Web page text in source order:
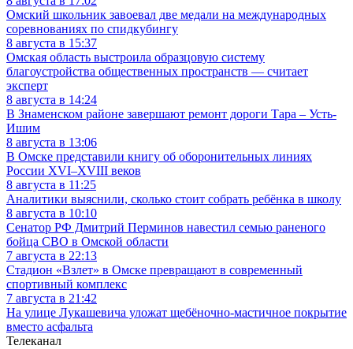
Омский школьник завоевал две медали на международных
соревнованиях по спидкубингу
8 августа в 15:37
Омская область выстроила образцовую систему
благоустройства общественных пространств — считает
эксперт
8 августа в 14:24
В Знаменском районе завершают ремонт дороги Тара – Усть-
Ишим
8 августа в 13:06
В Омске представили книгу об оборонительных линиях
России XVI–XVIII веков
8 августа в 11:25
Аналитики выяснили, сколько стоит собрать ребёнка в школу
8 августа в 10:10
Сенатор РФ Дмитрий Перминов навестил семью раненого
бойца СВО в Омской области
7 августа в 22:13
Стадион «Взлет» в Омске превращают в современный
спортивный комплекс
7 августа в 21:42
На улице Лукашевича уложат щебёночно-мастичное покрытие
вместо асфальта
Телеканал